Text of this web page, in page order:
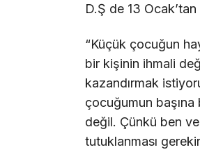
D.Ş de 13
“Küçük çocuğun
bir kişinin ihmali
kazandırmak
çocuğumun başına
değil. Çünkü ben
tutuklanması